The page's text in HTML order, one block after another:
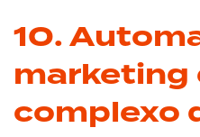
10.
marketing
complexo